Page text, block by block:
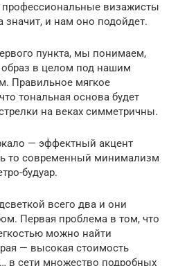
визажисты
значит, и нам оно подойдет.
пункта, мы понимаем,
в целом под нашим
Правильное мягкое
тональная основа будет
на веках симметричны.
— эффектный акцент
то современный минимализм
будуар.
всего два и они
Первая проблема в том, что
можно найти
— высокая стоимость
в сети множество подробных